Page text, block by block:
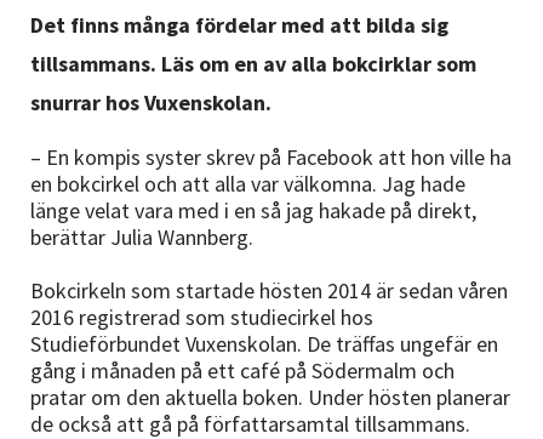
Nyheter
Avdelningar
Lyssna
Det finns många fördelar med att bilda sig
tillsammans. Läs om en av alla bokcirklar som
snurrar hos Vuxenskolan.
– En kompis syster skrev på Facebook att hon ville ha
en bokcirkel och att alla var välkomna. Jag hade
länge velat vara med i en så jag hakade på direkt,
berättar Julia Wannberg.
Bokcirkeln som startade hösten 2014 är sedan våren
2016 registrerad som studiecirkel hos
Studieförbundet Vuxenskolan. De träffas ungefär en
gång i månaden på ett café på Södermalm och
pratar om den aktuella boken. Under hösten planerar
de också att gå på författarsamtal tillsammans.